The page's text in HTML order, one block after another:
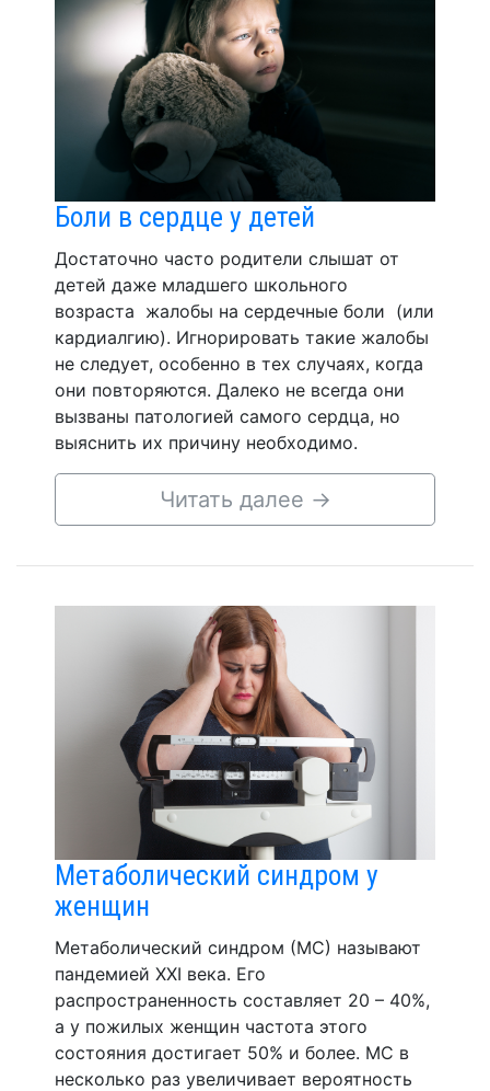
Боли в сердце у детей
Достаточно часто родители слышат от
детей даже младшего школьного
возраста жалобы на сердечные боли (или
кардиалгию). Игнорировать такие жалобы
не следует, особенно в тех случаях, когда
они повторяются. Далеко не всегда они
вызваны патологией самого сердца, но
выяснить их причину необходимо.
Читать далее →
Метаболический синдром у
женщин
Метаболический синдром (МС) называют
пандемией XXI века. Его
распространенность составляет 20 – 40%,
а у пожилых женщин частота этого
состояния достигает 50% и более. МС в
несколько раз увеличивает вероятность